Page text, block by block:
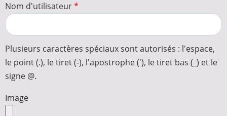
Nom d'utilisateur
Plusieurs caractères spéciaux sont autorisés : l'espace,
le point (.), le tiret (-), l'apostrophe ('), le tiret bas (_) et le
signe @.
Image